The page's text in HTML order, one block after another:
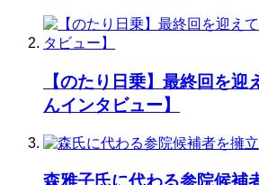
【のたり日乗】最終回を迎
んインタビュー】